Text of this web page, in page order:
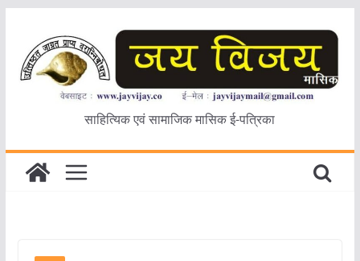
content
साहित्यिक एवं सामाजिक मासिक ई-पत्रिका